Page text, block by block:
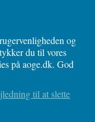
og
du til vores
på aoge.dk. God
til at slette